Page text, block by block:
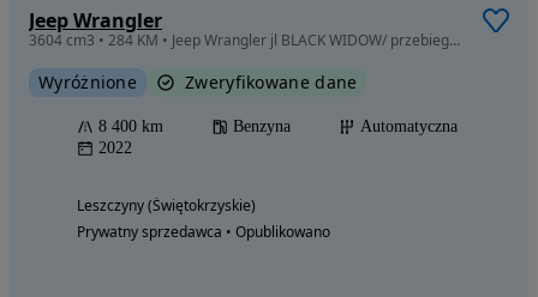
Jeep Wrangler
3604 cm3 • 284 KM • Jeep Wrangler jl BLACK WIDOW/ przebieg8400km! FOX
Wyróżnione Zweryfikowane dane
8 400 km Benzyna
Automatyczna
2022
Leszczyny (Świętokrzyskie)
Prywatny sprzedawca • Opublikowano